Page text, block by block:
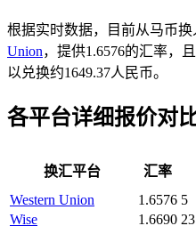
根据实时数据，目前从马币
Union，提供1.6576的汇率，
以兑换约1649.37人民币。
各平台详细报价对
换汇平台 汇率
Western Union
1.6576 5
Wise
1.6690